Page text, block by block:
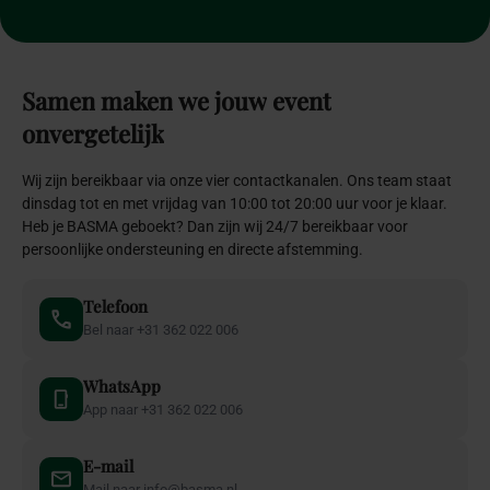
Samen makenwejouw event
onvergetelijk
Wij zijn bereikbaar via onze vier contactkanalen. Ons team staat
dinsdag tot en met vrijdag van 10:00 tot 20:00 uur voor je klaar.
Heb je BASMA geboekt? Dan zijn wij 24/7 bereikbaar voor
persoonlijke ondersteuning en directe afstemming.
Telefoon
Bel naar +31 362 022 006
WhatsApp
App naar +31 362 022 006
E-mail